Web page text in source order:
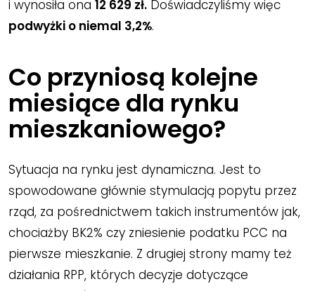
i wynosiła ona 12 629 zł. Doświadczyliśmy więc
podwyżki o niemal 3,2%.
Co przyniosą kolejne
miesiące dla rynku
mieszkaniowego?
Sytuacja na rynku jest dynamiczna. Jest to
spowodowane głównie stymulacją popytu przez
rząd, za pośrednictwem takich instrumentów jak,
chociażby BK2% czy zniesienie podatku PCC na
pierwsze mieszkanie. Z drugiej strony mamy też
działania RPP, których decyzje dotyczące